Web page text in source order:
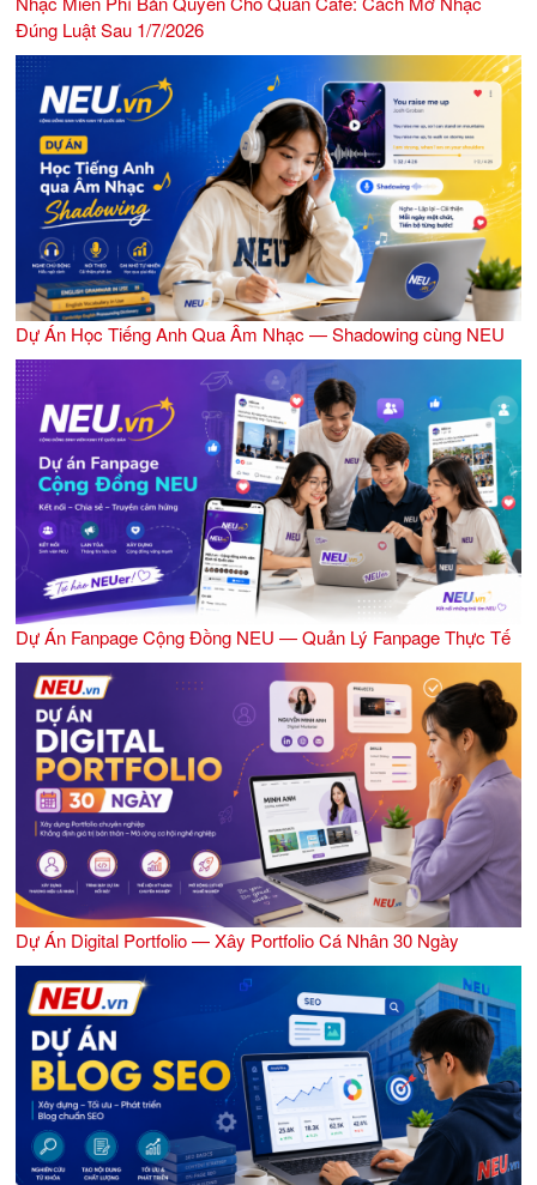
Đúng Luật Sau 1/7/2026
Dự Án Học Tiếng Anh Qua Âm Nhạc — Shadowing cùng NEU
Dự Án Fanpage Cộng Đồng NEU — Quản Lý Fanpage Thực Tế
Dự Án Digital Portfolio — Xây Portfolio Cá Nhân 30 Ngày